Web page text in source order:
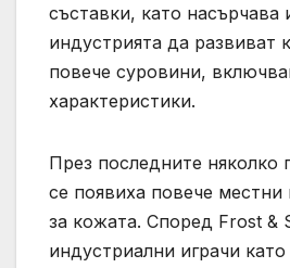
съставки, като насърчава
индустрията да развиват
повече суровини,
характеристики.
През последните няколко
се появиха повече
за кожата. Според Frost &
индустриални играчи